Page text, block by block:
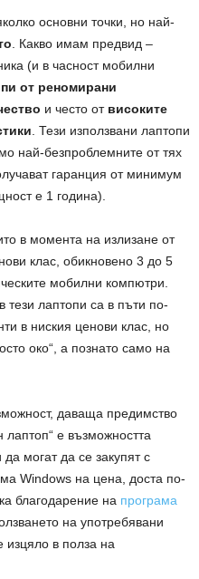
основни точки, но най-
. Какво имам предвид –
(и в часност мобилни
от реномирани
и често от високите
. Тези използвани лаптопи
най-безпроблемните от тях
гаранция от минимум
е 1 година).
в момента на излизане от
клас, обикновено 3 до 5
мобилни компютри.
тези лаптопи са в пъти по-
в ниския ценови клас, но
око“, а познато само на
даваща предимство
лаптоп“ е възможността
могат да се закупят с
Windows на цена, доста по-
благодарение на програма
на употребявани
изцяло в полза на